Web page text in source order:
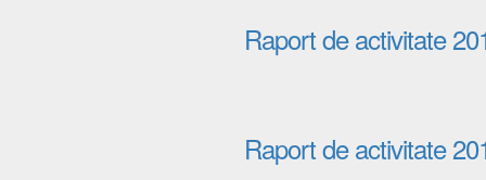
Raport de activitate
Raport de activitate